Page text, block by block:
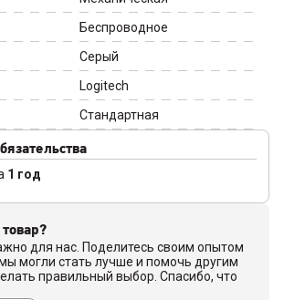
Беспроводное
Серый
Logitech
Стандартная
1 год
для нас. Поделитесь своим опытом
могли стать лучше и помочь другим
правильный выбор. Спасибо, что